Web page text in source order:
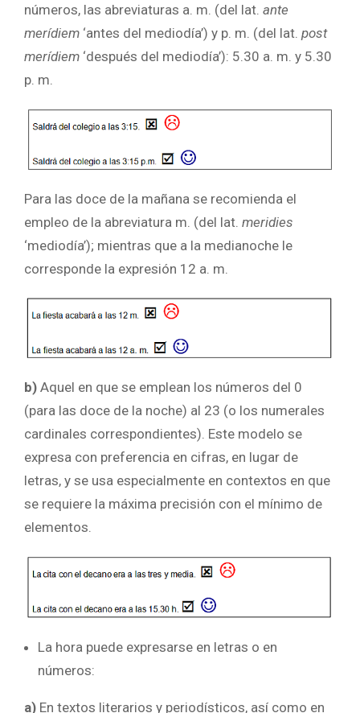
números, las abreviaturas a. m. (del lat. ante
merídiem ‘antes del mediodía’) y p. m. (del lat. post
merídiem ‘después del mediodía’): 5.30 a. m. y 5.30
p. m.
Para las doce de la mañana se recomienda el
empleo de la abreviatura m. (del lat. meridies
‘mediodía’); mientras que a la medianoche le
corresponde la expresión 12 a. m.
b) Aquel en que se emplean los números del 0
(para las doce de la noche) al 23 (o los numerales
cardinales correspondientes). Este modelo se
expresa con preferencia en cifras, en lugar de
letras, y se usa especialmente en contextos en que
se requiere la máxima precisión con el mínimo de
elementos.
La hora puede expresarse en letras o en
números:
a) En textos literarios y periodísticos, así como en